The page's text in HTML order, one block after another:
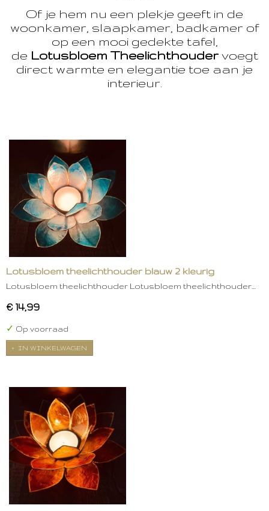
Of je hem nu een plekje geeft in de
woonkamer, slaapkamer, badkamer of
op een mooi gedekte tafel,
de Lotusbloem Theelichthoudervoegt
direct warmte en elegantie toe aan je
interieur.
Lotusbloem theelichthouder blauw 2 kleurig
Lotusbloem theelichthouder Lotusbloem theelichthouder…
€ 14,99
✓ Op voorraad
IN WINKELWAGEN